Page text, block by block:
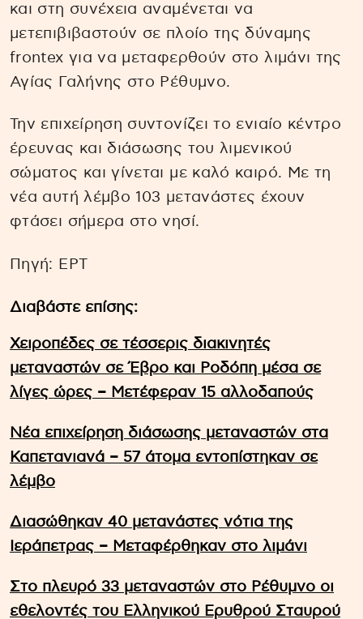
και στη συνέχεια αναμένεται να
μετεπιβιβαστούν σε πλοίο της δύναμης
frontex για να μεταφερθούν στο λιμάνι της
Αγίας Γαλήνης στο Ρέθυμνο.
Την επιχείρηση συντονίζει το ενιαίο κέντρο
έρευνας και διάσωσης του λιμενικού
σώματος και γίνεται με καλό καιρό. Με τη
νέα αυτή λέμβο 103 μετανάστες έχουν
φτάσει σήμερα στο νησί.
Πηγή: ΕΡΤ
Διαβάστε επίσης:
Χειροπέδες σε τέσσερις διακινητές
μεταναστών σε Έβρο και Ροδόπη μέσα σε
λίγες ώρες – Μετέφεραν 15 αλλοδαπούς
Νέα επιχείρηση διάσωσης μεταναστών στα
Καπετανιανά – 57 άτομα εντοπίστηκαν σε
λέμβο
Διασώθηκαν 40 μετανάστες νότια της
Ιεράπετρας – Μεταφέρθηκαν στο λιμάνι
Στο πλευρό 33 μεταναστών στο Ρέθυμνο οι
εθελοντές του Ελληνικού Ερυθρού Σταυρού